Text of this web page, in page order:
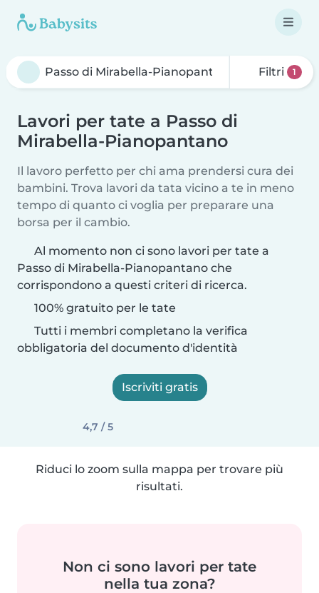
Filtri 1
Lavori per tate a Passo di
Mirabella-Pianopantano
Il lavoro perfetto per chi ama prendersi cura dei
bambini. Trova lavori da tata vicino a te in meno
tempo di quanto ci voglia per preparare una
borsa per il cambio.
Al momento non ci sono lavori per tate a
Passo di Mirabella-Pianopantano che
corrispondono a questi criteri di ricerca.
100% gratuito per le tate
Tutti i membri completano la verifica
obbligatoria del documento d'identità
Iscriviti gratis
4,7 / 5
Riduci lo zoom sulla mappa per trovare più
risultati.
Non ci sono lavori per tate
nella tua zona?